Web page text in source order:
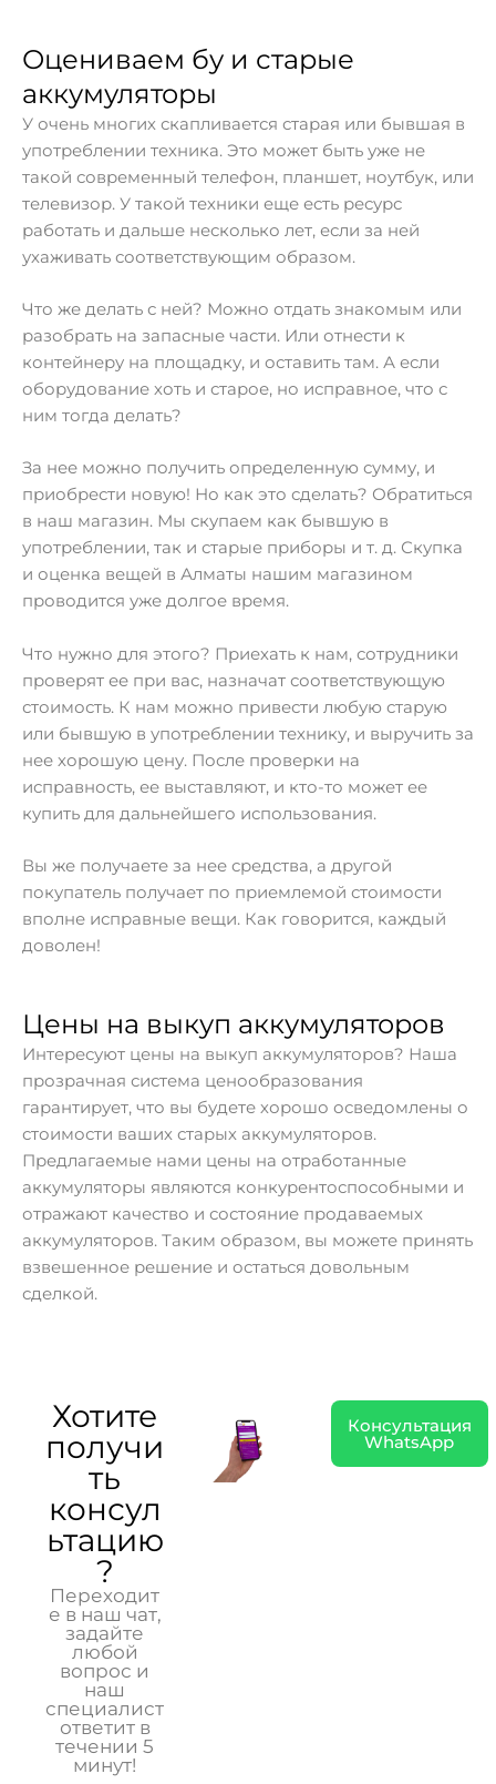
Оцениваем бу и старые
аккумуляторы
У очень многих скапливается старая или бывшая в
употреблении техника. Это может быть уже не
такой современный телефон, планшет, ноутбук, или
телевизор. У такой техники еще есть ресурс
работать и дальше несколько лет, если за ней
ухаживать соответствующим образом.
Что же делать с ней? Можно отдать знакомым или
разобрать на запасные части. Или отнести к
контейнеру на площадку, и оставить там. А если
оборудование хоть и старое, но исправное, что с
ним тогда делать?
За нее можно получить определенную сумму, и
приобрести новую! Но как это сделать? Обратиться
в наш магазин. Мы скупаем как бывшую в
употреблении, так и старые приборы и т. д. Скупка
и оценка вещей в Алматы нашим магазином
проводится уже долгое время.
Что нужно для этого? Приехать к нам, сотрудники
проверят ее при вас, назначат соответствующую
стоимость. К нам можно привести любую старую
или бывшую в употреблении технику, и выручить за
нее хорошую цену. После проверки на
исправность, ее выставляют, и кто-то может ее
купить для дальнейшего использования.
Вы же получаете за нее средства, а другой
покупатель получает по приемлемой стоимости
вполне исправные вещи. Как говорится, каждый
доволен!
Цены на выкуп аккумуляторов
Интересуют цены на выкуп аккумуляторов? Наша
прозрачная система ценообразования
гарантирует, что вы будете хорошо осведомлены о
стоимости ваших старых аккумуляторов.
Предлагаемые нами цены на отработанные
аккумуляторы являются конкурентоспособными и
отражают качество и состояние продаваемых
аккумуляторов. Таким образом, вы можете принять
взвешенное решение и остаться довольным
сделкой.
Хотите
получи
ть
консул
ьтацию
?
Переходит
е в наш чат,
задайте
любой
вопрос и
наш
специалист
ответит в
течении 5
минут!
Консультация
WhatsApp